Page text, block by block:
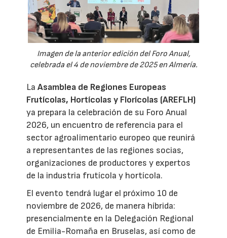
Imagen de la anterior edición del Foro Anual,
celebrada el 4 de noviembre de 2025 en Almería.
LaAsamblea de Regiones Europeas
Frutícolas, Hortícolas y Florícolas (AREFLH)
ya prepara la celebración de su Foro Anual
2026, un encuentro de referencia para el
sector agroalimentario europeo que reunirá
a representantes de las regiones socias,
organizaciones de productores y expertos
de la industria frutícola y hortícola.
El evento tendrá lugar el próximo 10 de
noviembre de 2026, de manera híbrida:
presencialmente en la Delegación Regional
de Emilia-Romaña en Bruselas, así como de